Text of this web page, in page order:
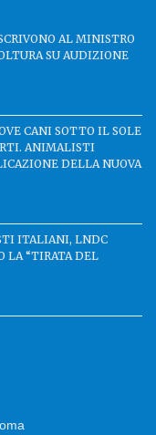
AL MINISTRO
SU AUDIZIONE
CANI SOTTO IL SOLE
ANIMALISTI
DELLA NUOVA
ITALIANI, LNDC
LA “TIRATA DEL